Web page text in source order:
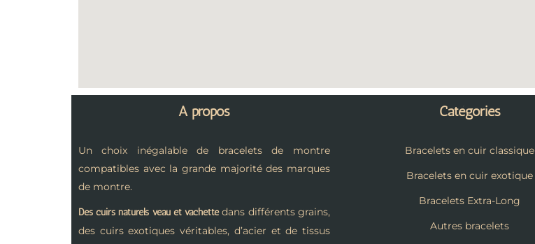
A propos
Un choix inégalable de bracelets de montre
compatibles avec la grande majorité des marques
de montre.
Des cuirs naturels veau et vachettedans différents grains,
des cuirs exotiques véritables, d’acier et de tissus
Catégories
Bracelets en cuir classique
Bracelets en cuir exotique
Bracelets Extra-Long
Autres bracelets